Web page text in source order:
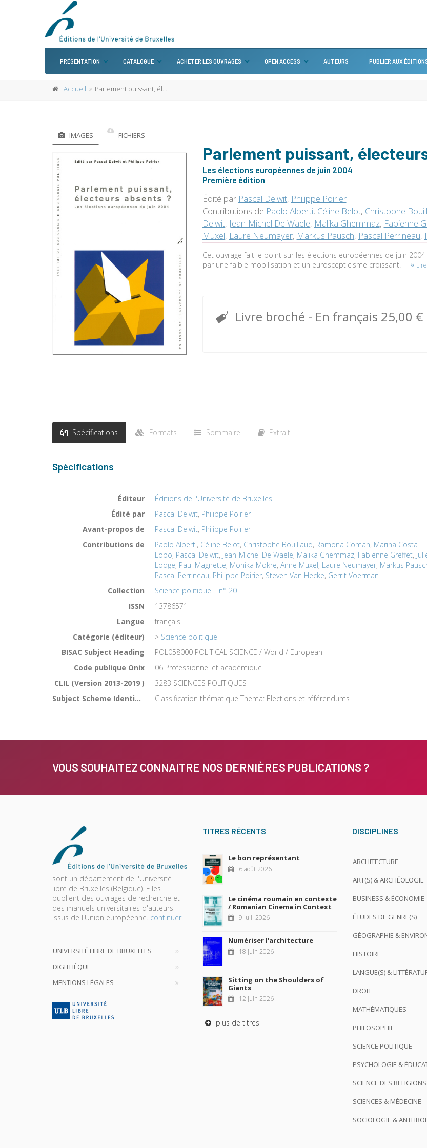
PRÉSENTATION CATALOGUE ACHETER LES OUVRAGES OPEN ACCESS AUTEURS PUBLIER AUX
Accueil Parlement puissant, électeurs absents ?
IMAGES FICHIERS
Parlement puissant,
Les élections européennes de juin 2004
Première édition
Édité par Pascal Delwit, Philippe Poirier
Contributions de Paolo Alberti, Céline Belot, Christophe
Delwit, Jean-Michel De Waele, Malika Ghemmaz, Fabienne
Muxel, Laure Neumayer, Markus Pausch, Pascal Perrineau,
Cet ouvrage fait le point sur les élections européennes de juin
par une faible mobilisation et un euroscepticisme croissant.
Livre broché - En français 25,00 €
Spécifications Formats Sommaire Extrait
Spécifications
Éditeur
Éditions de l'Université de Bruxelles
Édité par
Pascal Delwit, Philippe Poirier
Avant-propos de
Pascal Delwit, Philippe Poirier
Contributions de
Paolo Alberti, Céline Belot, Christophe Bouillaud, Ramona Coman, Marina Costa
Lobo, Pascal Delwit, Jean-Michel De Waele, Malika Ghemmaz, Fabienne Greffet,
Lodge, Paul Magnette, Monika Mokre, Anne Muxel, Laure Neumayer, Markus
Pascal Perrineau, Philippe Poirier, Steven Van Hecke, Gerrit Voerman
Collection
Science politique | n° 20
ISSN
13786571
Langue
français
Catégorie (éditeur)
> Science politique
BISAC Subject Heading
POL058000 POLITICAL SCIENCE / World / European
Code publique Onix
06 Professionnel et académique
CLIL (Version 2013-2019 )
3283 SCIENCES POLITIQUES
Subject Scheme Identifier Code
Classification thématique Thema: Elections et référendums
VOUS SOUHAITEZ CONNAITRE NOS DERNIÈRES PUBLICATIONS ?
sont un département de l'Université
libre de Bruxelles (Belgique). Elles
publient des ouvrages de recherche et
des manuels universitaires d'auteurs
issus de l'Union européenne. continuer
UNIVERSITÉ LIBRE DE BRUXELLES
DIGITHÈQUE
MENTIONS LÉGALES
TITRES RÉCENTS
Le bon représentant
6 août 2026
Le cinéma roumain en contexte
/ Romanian Cinema in Context
9 juil. 2026
Numériser l'architecture
18 juin 2026
Sitting on the Shoulders of
Giants
12 juin 2026
plus de titres
DISCIPLINES
ARCHITECTURE
ART(S) & ARCHÉOLOGIE
BUSINESS & ÉCONOMIE
ÉTUDES DE GENRE(S)
GÉOGRAPHIE &
HISTOIRE
LANGUE(S) &
DROIT
MATHÉMATIQUES
PHILOSOPHIE
SCIENCE POLITIQUE
PSYCHOLOGIE &
SCIENCE DES RELIGIONS
SCIENCES & MÉDECINE
SOCIOLOGIE &